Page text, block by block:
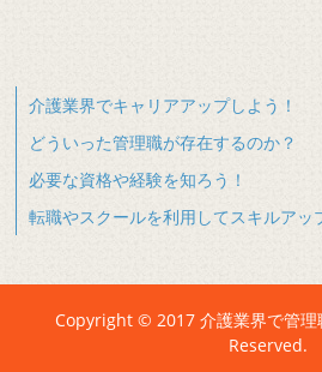
介護業界でキャリアアップしよう！
どういった管理職が存在するのか？
必要な資格や経験を知ろう！
転職やスクールを利用してスキルアッ
Copyright © 2017 介護業界で管理
Reserved.